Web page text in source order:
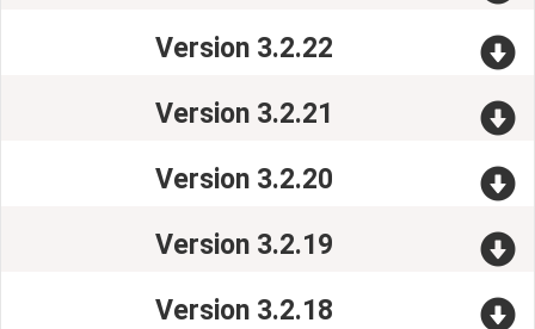
Version 3.2.22
Version 3.2.21
Version 3.2.20
Version 3.2.19
Version 3.2.18